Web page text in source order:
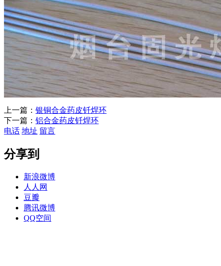
上一篇： 银铜合金药皮钎焊环
下一篇： 铝合金药皮钎焊环
电话 地址 留言
分享到
新浪微博
人人网
豆瓣
腾讯微博
QQ空间